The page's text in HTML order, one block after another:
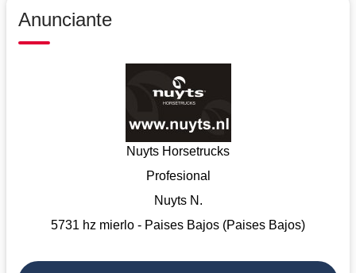
Anunciante
Nuyts Horsetrucks
Profesional
Nuyts N.
5731 hz mierlo - Paises Bajos (Paises Bajos)